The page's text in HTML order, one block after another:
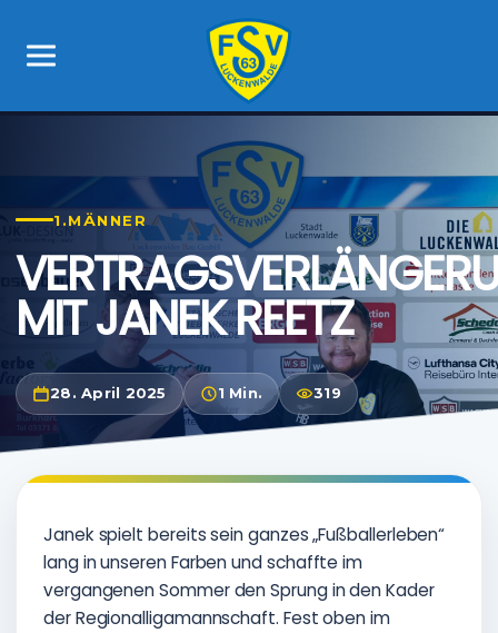
1.MÄNNER
MIT JANEK REETZ
28. April 2025 1 Min. 319
Janek spielt bereits sein ganzes „Fußballerleben“
lang in unseren Farben und schaffte im
vergangenen Sommer den Sprung in den Kader
der Regionalligamannschaft. Fest oben im